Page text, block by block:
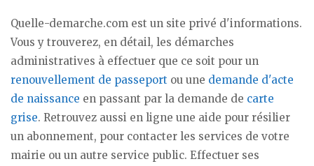
Quelle-demarche.com est un site privé d'informations.
Vous y trouverez, en détail, les démarches
administratives à effectuer que ce soit pour un
renouvellement de passeport ou une demande d'acte
de naissance en passant par la demande de carte
grise. Retrouvez aussi en ligne une aide pour résilier
un abonnement, pour contacter les services de votre
mairie ou un autre service public. Effectuer ses